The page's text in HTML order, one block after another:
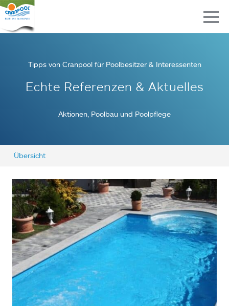
Tipps von Cranpool für Poolbesitzer & Interessenten
Echte Referenzen & Aktuelles
Aktionen, Poolbau und Poolpflege
Übersicht